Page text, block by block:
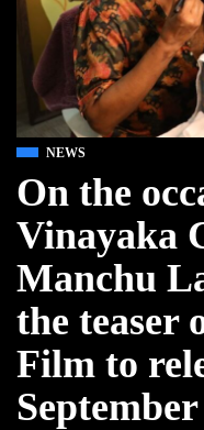
NEWS
On the
Vinayaka
Manchu
the teaser
Film to